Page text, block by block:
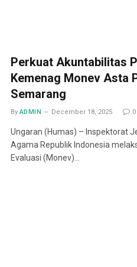
Perkuat Akuntabilitas
Kemenag Monev Asta
Semarang
By ADMIN December 18, 2025 0
Ungaran (Humas) – Inspektorat
Agama Republik Indonesia
Evaluasi (Monev)…